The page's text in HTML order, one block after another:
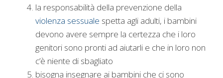
la responsabilità della prevenzione della
violenza sessuale spetta agli adulti, i bambini
devono avere sempre la certezza che i loro
genitori sono pronti ad aiutarli e che in loro non
c’è niente di sbagliato
bisogna insegnare ai bambini che ci sono